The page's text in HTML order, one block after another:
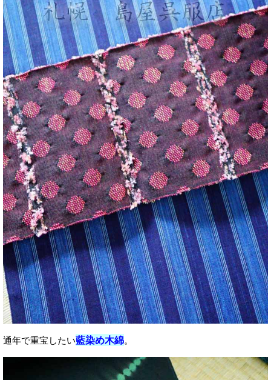
通年で重宝したい藍染め木綿。